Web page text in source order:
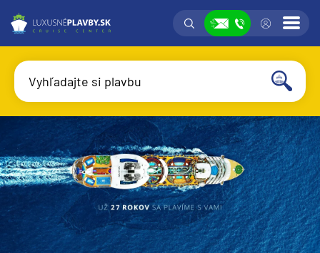
Vyhľadávanie
Vyhľadať
Vyhľadajte si plavbu